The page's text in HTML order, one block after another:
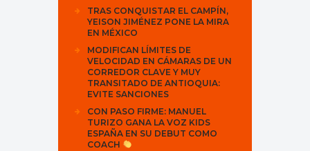
TRAS CONQUISTAR EL CAMPÍN,
YEISON JIMÉNEZ PONE LA MIRA
EN MÉXICO
MODIFICAN LÍMITES DE
VELOCIDAD EN CÁMARAS DE UN
CORREDOR CLAVE Y MUY
TRANSITADO DE ANTIOQUIA:
EVITE SANCIONES
CON PASO FIRME: MANUEL
TURIZO GANA LA VOZ KIDS
ESPAÑA EN SU DEBUT COMO
COACH